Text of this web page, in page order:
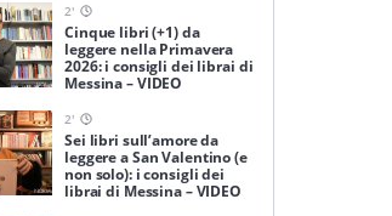
2'
Cinque libri (+1) da
leggere nella Primavera
2026: i consigli dei librai di
Messina – VIDEO
2'
Sei libri sull’amore da
leggere a San Valentino (e
non solo): i consigli dei
librai di Messina – VIDEO